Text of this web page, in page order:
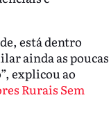
está dentro
ainda as poucas
explicou ao
Rurais Sem